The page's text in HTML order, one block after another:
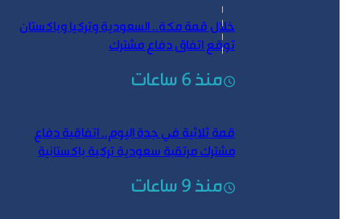
خلال قمة مكة.. السعودية وتركيا وباكستان
توقع اتفاق دفاع مشترك
منذ 6 ساعات
قمة ثلاثية في جدة اليوم.. اتفاقية دفاع
مشترك مرتقبة سعودية تركية باكستانية
منذ 9 ساعات